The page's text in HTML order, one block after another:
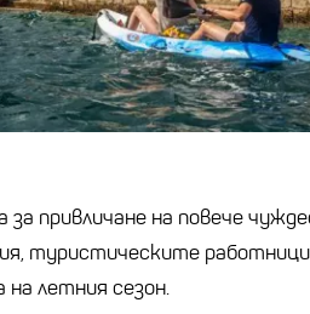
привличане на повече
туристическите
на летния сезон.